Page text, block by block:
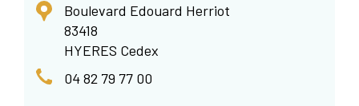
Boulevard Edouard Herriot
83418
HYERES Cedex
04 82 79 77 00